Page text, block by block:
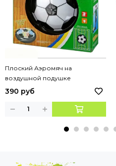
Плоский Аэромяч на
воздушной подушке
390 руб